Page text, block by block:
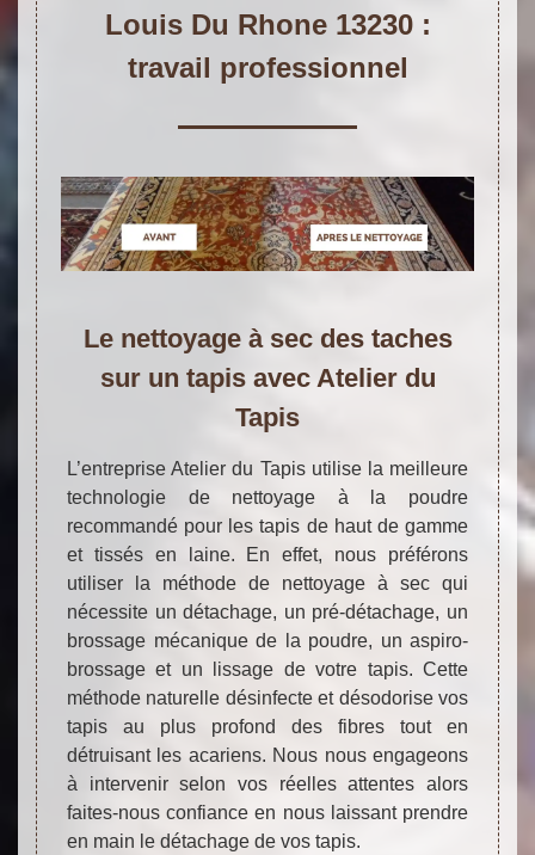
Louis Du Rhone 13230 :
travail professionnel
Le nettoyage à sec des taches
sur un tapis avec Atelier du
Tapis
L’entreprise Atelier du Tapis utilise la meilleure
technologie de nettoyage à la poudre
recommandé pour les tapis de haut de gamme
et tissés en laine. En effet, nous préférons
utiliser la méthode de nettoyage à sec qui
nécessite un détachage, un pré-détachage, un
brossage mécanique de la poudre, un aspiro-
brossage et un lissage de votre tapis. Cette
méthode naturelle désinfecte et désodorise vos
tapis au plus profond des fibres tout en
détruisant les acariens. Nous nous engageons
à intervenir selon vos réelles attentes alors
faites-nous confiance en nous laissant prendre
en main le détachage de vos tapis.